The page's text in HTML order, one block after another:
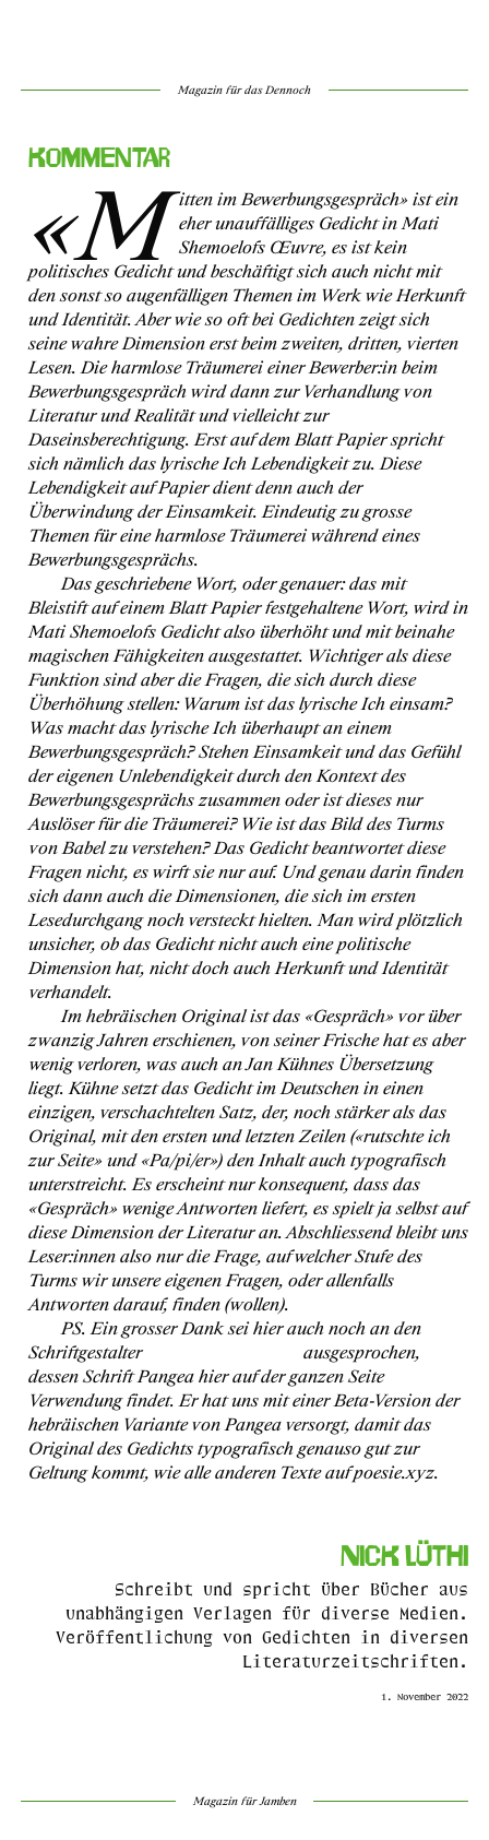
Magazin für das Dennoch
Kommentar
«M itten im Bewerbungsgespräch» ist ein
eher unauffälliges Gedicht in Mati
Shemoelofs Œuvre, es ist kein
politisches Gedicht und beschäftigt sich auch nicht mit
den sonst so augenfälligen Themen im Werk wie Herkunft
und Identität. Aber wie so oft bei Gedichten zeigt sich
seine wahre Dimension erst beim zweiten, dritten, vierten
Lesen. Die harmlose Träumerei einer Bewerber:in beim
Bewerbungsgespräch wird dann zur Verhandlung von
Literatur und Realität und vielleicht zur
Daseinsberechtigung. Erst auf dem Blatt Papier spricht
sich nämlich das lyrische Ich Lebendigkeit zu. Diese
Lebendigkeit auf Papier dient denn auch der
Überwindung der Einsamkeit. Eindeutig zu grosse
Themen für eine harmlose Träumerei während eines
Bewerbungsgesprächs.
Das geschriebene Wort, oder genauer: das mit
Bleistift auf einem Blatt Papier festgehaltene Wort, wird in
Mati Shemoelofs Gedicht also überhöht und mit beinahe
magischen Fähigkeiten ausgestattet. Wichtiger als diese
Funktion sind aber die Fragen, die sich durch diese
Überhöhung stellen: Warum ist das lyrische Ich einsam?
Was macht das lyrische Ich überhaupt an einem
Bewerbungsgespräch? Stehen Einsamkeit und das Gefühl
der eigenen Unlebendigkeit durch den Kontext des
Bewerbungsgesprächs zusammen oder ist dieses nur
Auslöser für die Träumerei? Wie ist das Bild des Turms
von Babel zu verstehen? Das Gedicht beantwortet diese
Fragen nicht, es wirft sie nur auf. Und genau darin finden
sich dann auch die Dimensionen, die sich im ersten
Lesedurchgang noch versteckt hielten. Man wird plötzlich
unsicher, ob das Gedicht nicht auch eine politische
Dimension hat, nicht doch auch Herkunft und Identität
verhandelt.
Im hebräischen Original ist das «Gespräch» vor über
zwanzig Jahren erschienen, von seiner Frische hat es aber
wenig verloren, was auch an Jan Kühnes Übersetzung
liegt. Kühne setzt das Gedicht im Deutschen in einen
einzigen, verschachtelten Satz, der, noch stärker als das
Original, mit den ersten und letzten Zeilen («rutschte ich
zur Seite» und «Pa/pi/er») den Inhalt auch typografisch
unterstreicht. Es erscheint nur konsequent, dass das
«Gespräch» wenige Antworten liefert, es spielt ja selbst auf
diese Dimension der Literatur an. Abschliessend bleibt uns
Leser:innen also nur die Frage, auf welcher Stufe des
Turms wir unsere eigenen Fragen, oder allenfalls
Antworten darauf, finden (wollen).
PS. Ein grosser Dank sei hier auch noch an den
Schriftgestalter
ausgesprochen,
dessen Schrift Pangea hier auf der ganzen Seite
Verwendung findet. Er hat uns mit einer Beta-Version der
hebräischen Variante von Pangea versorgt, damit das
Original des Gedichts typografisch genauso gut zur
Geltung kommt, wie alle anderen Texte auf poesie.xyz.
Nick Lüthi
Schreibt und spricht über Bücher aus
unabhängigen Verlagen für diverse Medien.
Veröffentlichung von Gedichten in diversen
Literaturzeitschriften.
1. November 2022
Magazin für Jamben